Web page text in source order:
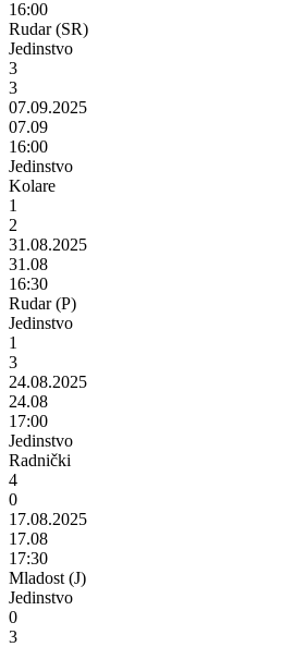
16:00
Rudar (SR)
Jedinstvo
3
3
07.09.2025
07.09
16:00
Jedinstvo
Kolare
1
2
31.08.2025
31.08
16:30
Rudar (P)
Jedinstvo
1
3
24.08.2025
24.08
17:00
Jedinstvo
Radnički
4
0
17.08.2025
17.08
17:30
Mladost (J)
Jedinstvo
0
3